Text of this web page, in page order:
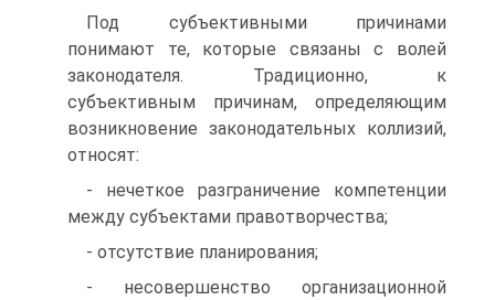
Под субъективными причинами
понимают те, которые связаны с волей
законодателя. Традиционно, к
субъективным причинам, определяющим
возникновение законодательных коллизий,
относят:
- нечеткое разграничение компетенции
между субъектами правотворчества;
- отсутствие планирования;
- несовершенство организационной